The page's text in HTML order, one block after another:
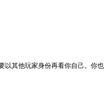
要以其他玩家身份再看你自